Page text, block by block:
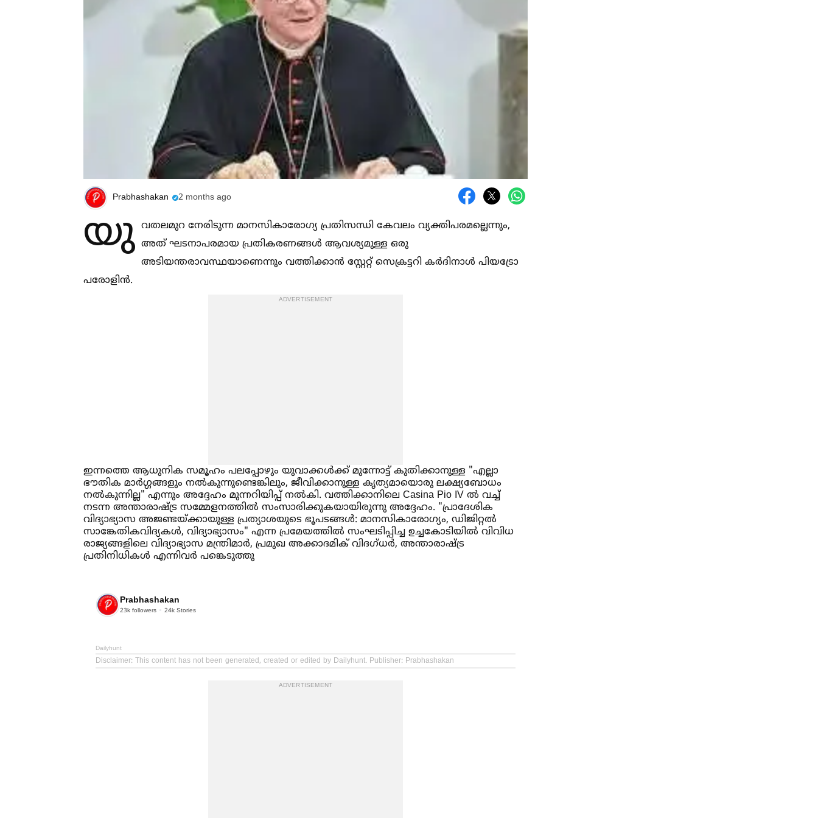
Prabhashakan 2 months ago
യു വതലമുറ നേരിടുന്ന മാനസികാരോഗ്യ പ്രതിസന്ധി കേവലം വ്യക്തിപരമല്ലെന്നും,
അത് ഘടനാപരമായ പ്രതികരണങ്ങള്‍ ആവശ്യമുള്ള ഒരു
അടിയന്തരാവസ്ഥയാണെന്നും വത്തിക്കാൻ സ്റ്റേറ്റ് സെക്രട്ടറി കർദിനാള്‍ പിയട്രോ
പരോളിൻ.
ADVERTISEMENT
ഇന്നത്തെ ആധുനിക സമൂഹം പലപ്പോഴും യുവാക്കള്‍ക്ക് മുന്നോട്ട് കുതിക്കാനുള്ള "എല്ലാ
ഭൗതിക മാർഗ്ഗങ്ങളും നല്‍കുന്നുണ്ടെങ്കിലും, ജീവിക്കാനുള്ള കൃത്യമായൊരു ലക്ഷ്യബോധം
നല്‍കുന്നില്ല" എന്നും അദ്ദേഹം മുന്നറിയിപ്പ് നല്‍കി. വത്തിക്കാനിലെ Casina Pio IV ല്‍ വച്ച്‌
നടന്ന അന്താരാഷ്ട്ര സമ്മേളനത്തില്‍ സംസാരിക്കുകയായിരുന്നു അദ്ദേഹം. "പ്രാദേശിക
വിദ്യാഭ്യാസ അജണ്ടയ്ക്കായുള്ള പ്രത്യാശയുടെ ഭൂപടങ്ങള്‍: മാനസികാരോഗ്യം, ഡിജിറ്റല്‍
സാങ്കേതികവിദ്യകള്‍, വിദ്യാഭ്യാസം" എന്ന പ്രമേയത്തില്‍ സംഘടിപ്പിച്ച ഉച്ചകോടിയില്‍ വിവിധ
രാജ്യങ്ങളിലെ വിദ്യാഭ്യാസ മന്ത്രിമാർ, പ്രമുഖ അക്കാദമിക് വിദഗ്ധർ, അന്താരാഷ്ട്ര
പ്രതിനിധികള്‍ എന്നിവർ പങ്കെടുത്തു
Prabhashakan
23k followers 24k Stories
Dailyhunt
Disclaimer: This content has not been generated, created or edited by Dailyhunt. Publisher: Prabhashakan
ADVERTISEMENT